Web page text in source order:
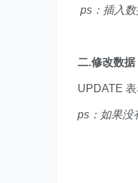
ps：插入数
二.修改数据
UPDATE
ps：如果没